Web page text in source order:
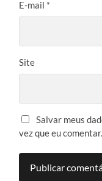
E-mail *
Site
Salvar meus
vez que eu comentar.